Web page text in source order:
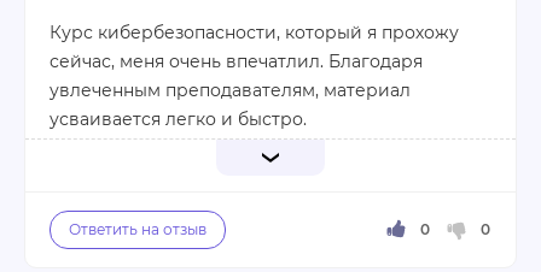
Курс кибербезопасности, который я прохожу
сейчас, меня очень впечатлил. Благодаря
увлеченным преподавателям, материал
усваивается легко и быстро.
сценариях, позволяют применить полученные
знания на практике. Платформа для обучения